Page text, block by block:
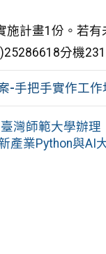
施計畫1份。若
分機231
-手把手實作工作
灣師範大學辦理
產業Python與AI